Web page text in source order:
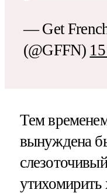
— Get
(@GFFN)
Тем
вынуждена
утихомирить